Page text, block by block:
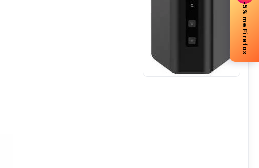
-5% me Firefox